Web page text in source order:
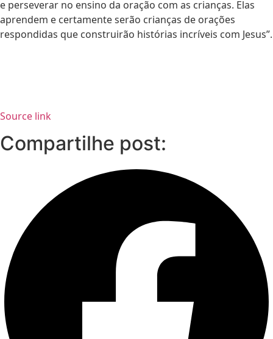
e perseverar no ensino da oração com as crianças. Elas
aprendem e certamente serão crianças de orações
respondidas que construirão histórias incríveis com Jesus”.
Source link
Compartilhe post: